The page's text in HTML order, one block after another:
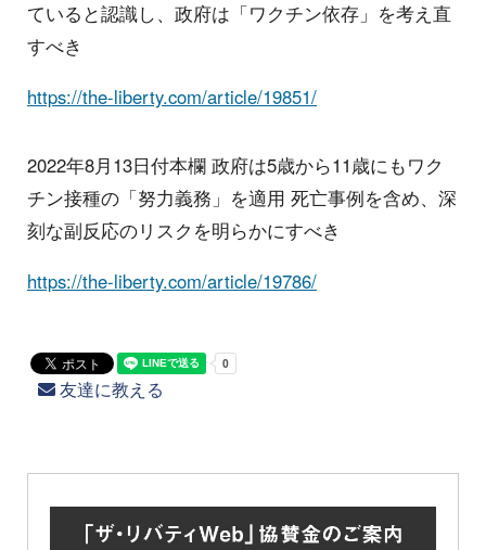
ていると認識し、政府は「ワクチン依存」を考え直
すべき
https://the-liberty.com/article/19851/
2022年8月13日付本欄 政府は5歳から11歳にもワク
チン接種の「努力義務」を適用 死亡事例を含め、深
刻な副反応のリスクを明らかにすべき
https://the-liberty.com/article/19786/
友達に教える